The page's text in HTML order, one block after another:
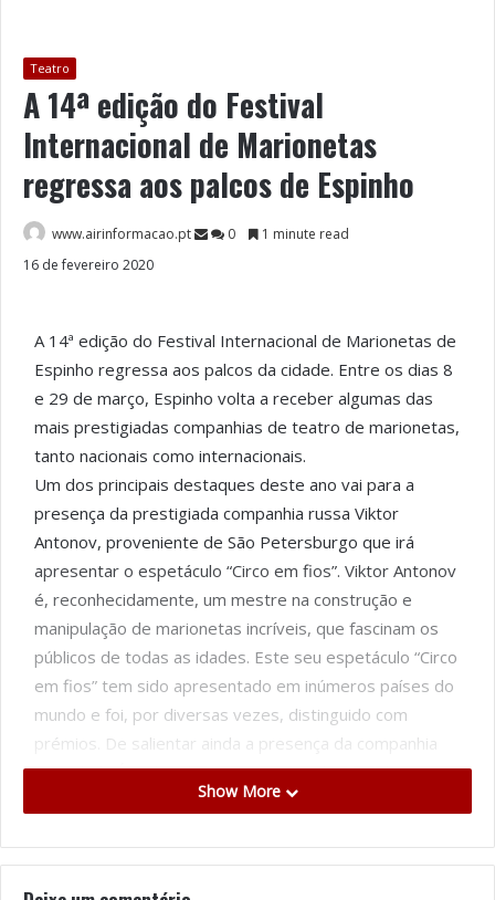
Teatro
A 14ª edição do Festival
Internacional de Marionetas
regressa aos palcos de Espinho
www.airinformacao.pt 0
1 minute read
16 de fevereiro 2020
A 14ª edição do Festival Internacional de Marionetas de
Espinho regressa aos palcos da cidade. Entre os dias 8
e 29 de março, Espinho volta a receber algumas das
mais prestigiadas companhias de teatro de marionetas,
tanto nacionais como internacionais.
Um dos principais destaques deste ano vai para a
presença da prestigiada companhia russa Viktor
Antonov, proveniente de São Petersburgo que irá
apresentar o espetáculo “Circo em fios”. Viktor Antonov
é, reconhecidamente, um mestre na construção e
manipulação de marionetas incríveis, que fascinam os
públicos de todas as idades. Este seu espetáculo “Circo
em fios” tem sido apresentado em inúmeros países do
mundo e foi, por diversas vezes, distinguido com
prémios. De salientar ainda a presença da companhia
espanhola Ángeles de Trapo que trará a Espinho os
espetáculos “Error 404” e “Viajeros del Carrusel”, com
pertinente chamada de atenção sobre as
Show More